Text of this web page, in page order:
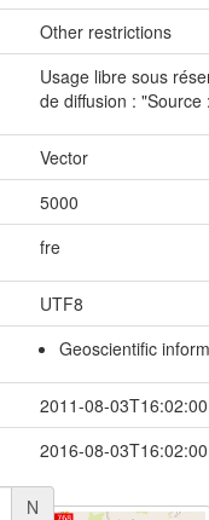
Other restrictions
Usage libre sous
de diffusion :
Vector
5000
fre
UTF8
Geoscientific
2011-08-03T16:02:00
2016-08-03T16:02:00
N